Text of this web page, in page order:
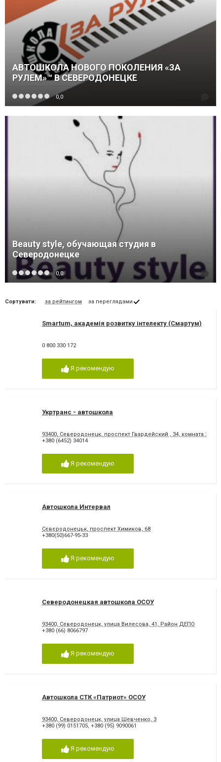
АВТОШКОЛА НОВОГО ПОКОЛЕНИЯ «ЗА
РУЛЕМ»™ В СЕВЕРОДОНЕЦКЕ
0,0
Beauty style, обучающая студия в
Северодонецке
0,0
Сортувати: за рейтингом за переглядами
Smartum, академія розвитку інтелекту (Смартум)
0 800 330 172
Я рекомендую
Укртранс - автошкола
93400, Северодонецк, проспект Гвардейский , 34, комната 207
+380 (6452) 34014
Я рекомендую
Автошкола Интервал
Сєвєродонецьк, проспект Химиков, 68
+380(50)667-95-33
Я рекомендую
Северодонецкая автошкола ОСОУ
93400, Северодонецк, улица Вилесова, 41, Район ДЕПО
+380 (66) 8066797
Я рекомендую
Автошкола СТК «Патриот» ОСОУ
93400, Северодонецк, улица Шевченко, 3
+380 (99) 0151705, +380 (95) 9090061
Я рекомендую